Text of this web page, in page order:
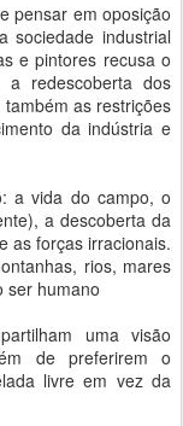
pensar em oposição
sociedade industrial
e pintores recusa o
a redescoberta dos
as restrições
da indústria e
a vida do campo, o
a descoberta da
as forças irracionais.
rios, mares
ser humano
uma visão
de preferirem o
livre em vez da